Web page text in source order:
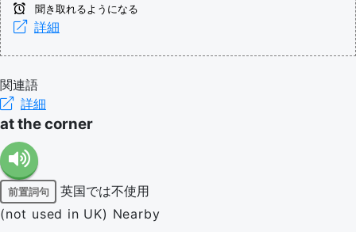
聞き取れるようになる
詳細
関連語
詳細
at the corner
前置詞句
英国では不使用
(not used in UK) Nearby